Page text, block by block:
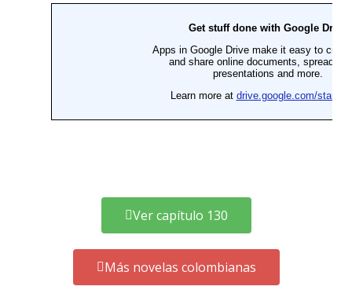
Ver capítulo 130
Más novelas colombianas